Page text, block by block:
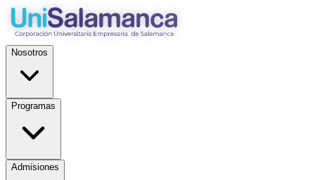
Nosotros
Programas
Admisiones